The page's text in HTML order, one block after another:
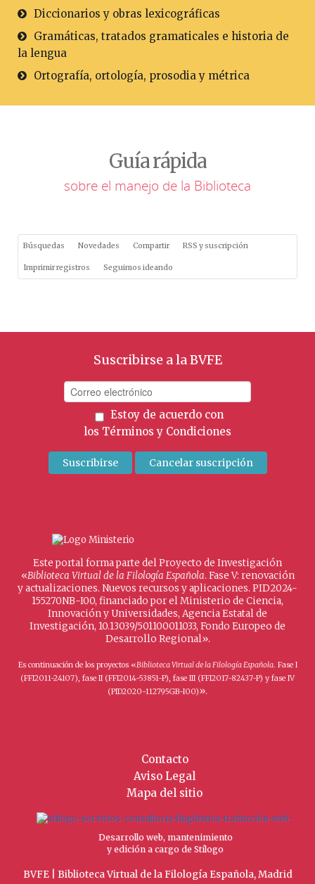
Diccionarios y obras lexicográficas
Gramáticas, tratados gramaticales e historia de
la lengua
Ortografía, ortología, prosodia y métrica
Guía rápida
sobre el manejo de la Biblioteca
Búsquedas Novedades Compartir RSS y suscripción
Imprimir registros Seguimos ideando
Suscribirse a la BVFE
Estoy de acuerdo con
los Términos y Condiciones
Este portal forma parte del Proyecto de Investigación
«Biblioteca Virtual de la Filología Española. Fase V: renovación
y actualizaciones. Nuevos recursos y aplicaciones. PID2024-
155270NB-I00, financiado por el Ministerio de Ciencia,
Innovación y Universidades, Agencia Estatal de
Investigación, 10.13039/501100011033, Fondo Europeo de
Desarrollo Regional».
Es continuación de los proyectos «Biblioteca Virtual de la Filología Española. Fase I
(FFI2011-24107), fase II (FFI2014-53851-P), fase III (FFI2017-82437-P) y fase IV
(PID2020-112795GB-I00)».
Contacto
Aviso Legal
Mapa del sitio
Desarrollo web, mantenimiento
y edición a cargo de Stílogo
BVFE | Biblioteca Virtual de la Filología Española, Madrid